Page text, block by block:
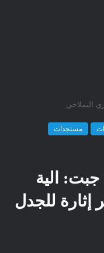
اليملاحي
مستجدات
الية
إثارة للجدل